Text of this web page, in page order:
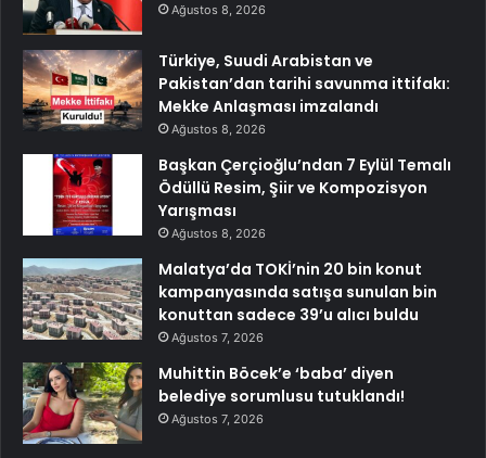
Ağustos 8, 2026
Türkiye, Suudi Arabistan ve
Pakistan’dan tarihi savunma ittifakı:
Mekke Anlaşması imzalandı
Ağustos 8, 2026
Başkan Çerçioğlu’ndan 7 Eylül Temalı
Ödüllü Resim, Şiir ve Kompozisyon
Yarışması
Ağustos 8, 2026
Malatya’da TOKİ’nin 20 bin konut
kampanyasında satışa sunulan bin
konuttan sadece 39’u alıcı buldu
Ağustos 7, 2026
Muhittin Böcek’e ‘baba’ diyen
belediye sorumlusu tutuklandı!
Ağustos 7, 2026